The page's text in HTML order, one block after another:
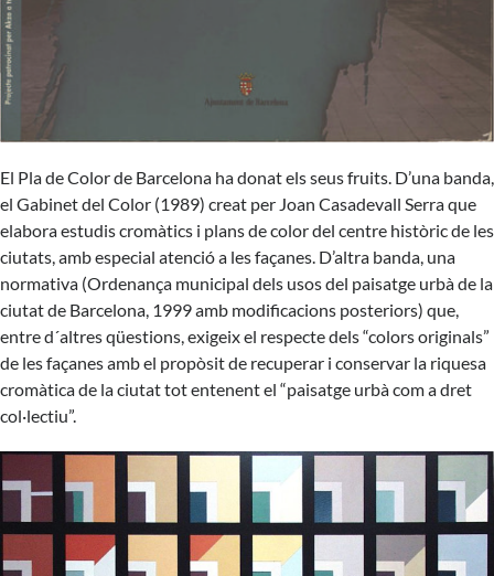
El Pla de Color de Barcelona ha donat els seus fruits. D’una banda,
el Gabinet del Color (1989) creat per Joan Casadevall Serra que
elabora estudis cromàtics i plans de color del centre històric de les
ciutats, amb especial atenció a les façanes. D’altra banda, una
normativa (Ordenança municipal dels usos del paisatge urbà de la
ciutat de Barcelona, 1999 amb modificacions posteriors) que,
entre d´altres qüestions, exigeix el respecte dels “colors originals”
de les façanes amb el propòsit de recuperar i conservar la riquesa
cromàtica de la ciutat tot entenent el “paisatge urbà com a dret
col·lectiu”.